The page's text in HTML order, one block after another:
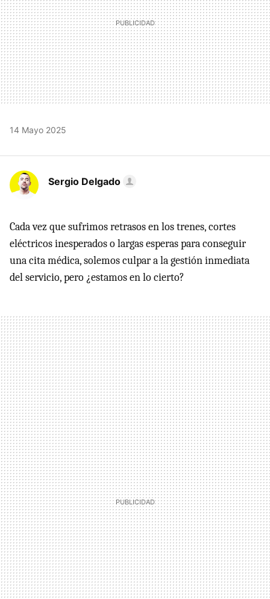
14 Mayo 2025
Sergio Delgado
Cada vez que sufrimos retrasos en los trenes, cortes
eléctricos inesperados o largas esperas para conseguir
una cita médica, solemos culpar a la gestión inmediata
del servicio, pero ¿estamos en lo cierto?